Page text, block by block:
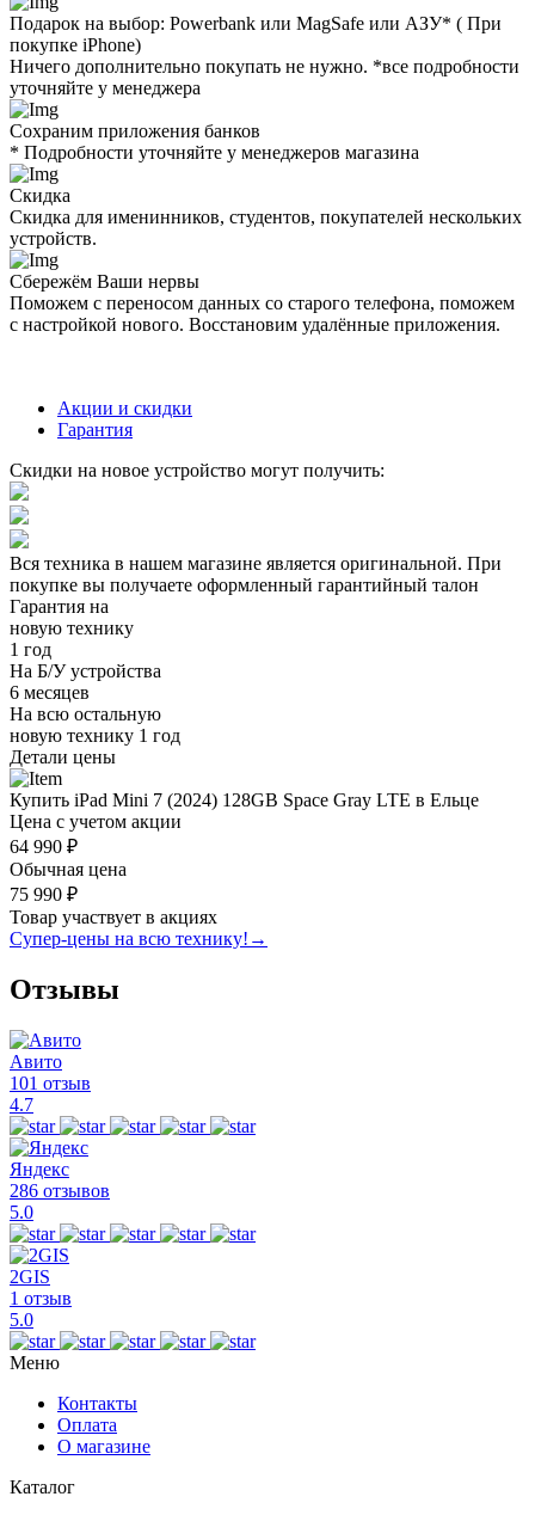
Подарок на выбор: Powerbank или MagSafe или AЗУ* ( При
покупке iPhone)
Ничего дополнительно покупать не нужно. *все подробности
уточняйте у менеджера
Сохраним приложения банков
* Подробности уточняйте у менеджеров магазина
Скидка
Скидка для именинников, студентов, покупателей нескольких
устройств.
Сбережём Ваши нервы
Поможем с переносом данных со старого телефона, поможем
с настройкой нового. Восстановим удалённые приложения.
Акции и скидки
Гарантия
Скидки на новое устройство могут получить:
Вся техника в нашем магазине является оригинальной. При
покупке вы получаете оформленный гарантийный талон
Гарантия на
новую технику
1 год
На Б/У устройства
6 месяцев
На всю остальную
новую технику 1 год
Детали цены
Купить iPad Mini 7 (2024) 128GB Space Gray LTE в Ельце
Цена с учетом акции
64 990 ₽
Обычная цена
75 990 ₽
Товар участвует в акциях
Супер-цены на всю технику! →
Отзывы
Авито
101 отзыв
4.7
Яндекс
286 отзывов
5.0
2GIS
1 отзыв
5.0
Меню
Контакты
Оплата
О магазине
Каталог